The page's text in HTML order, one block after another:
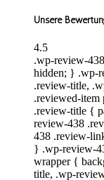
Unsere
4.5
.wp-review-
hidden; } .wp-
.review-title,
.reviewed-
.review-title {
review-438
438 .review-
} .wp-review-
wrapper {
title, .wp-